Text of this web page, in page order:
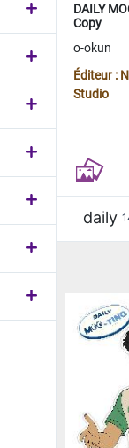
DAILY
Copy
o-okun
Éditeur :
Studio
daily